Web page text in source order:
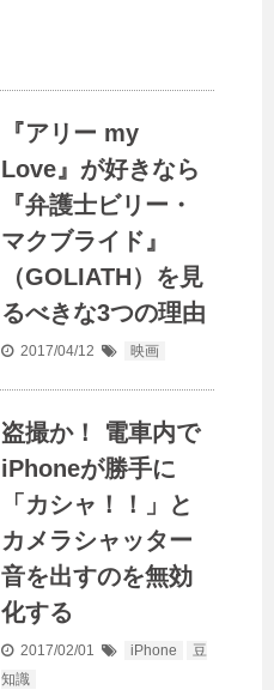
『アリー my
Love』が好きなら
『弁護士ビリー・
マクブライド』
（GOLIATH）を見
るべきな3つの理由
2017/04/12 映画
盗撮か！ 電車内で
iPhoneが勝手に
「カシャ！！」と
カメラシャッター
音を出すのを無効
化する
2017/02/01 iPhone
豆
知識